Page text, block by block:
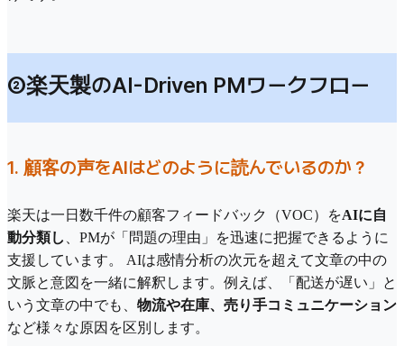
②楽天製のAI-Driven PMワークフロー
1. 顧客の声をAIはどのように読んでいるのか？
楽天は一日数千件の顧客フィードバック（VOC）をAIに自
動分類し
、PMが「問題の理由」を迅速に把握できるように
支援しています。 AIは感情分析の次元を超えて文章の中の
文脈と意図を一緒に解釈します。例えば、「配送が遅い」と
いう文章の中でも、 物流や在庫、売り手コミュニケーション
など様々な原因を区別します。